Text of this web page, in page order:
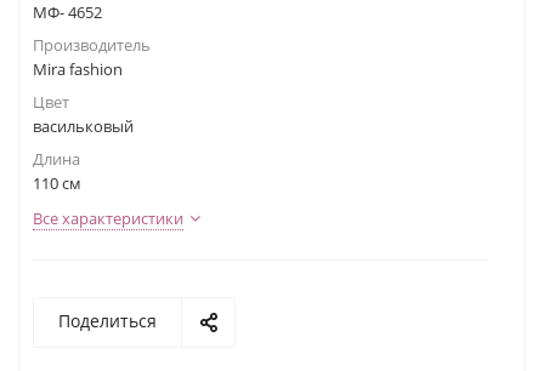
МФ- 4652
Производитель
Mira fashion
Цвет
васильковый
Длина
110 см
Все характеристики
Поделиться